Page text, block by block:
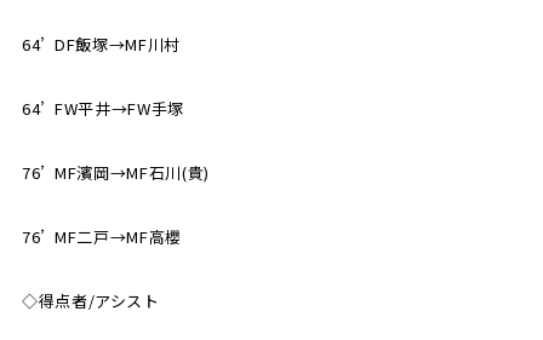
64’ DF飯塚→MF川村
64’ FW平井→FW手塚
76’ MF濱岡→MF石川(貴)
76’ MF二戸→MF高櫻
◇得点者/アシスト